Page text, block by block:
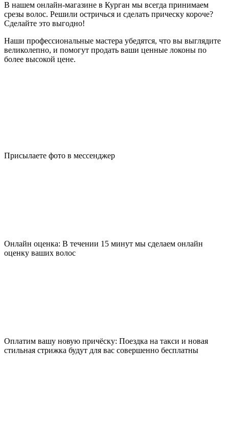
В нашем онлайн-магазине в Курган мы всегда принимаем
срезы волос. Решили остричься и сделать прическу короче?
Сделайте это выгодно!
Наши профессиональные мастера убедятся, что вы выглядите
великолепно, и помогут продать ваши ценные локоны по
более высокой цене.
Присылаете фото в мессенджер
Онлайн оценка: В течении 15 минут мы сделаем онлайн
оценку ваших волос
Оплатим вашу новую причёску: Поездка на такси и новая
стильная стрижка будут для вас совершенно бесплатны